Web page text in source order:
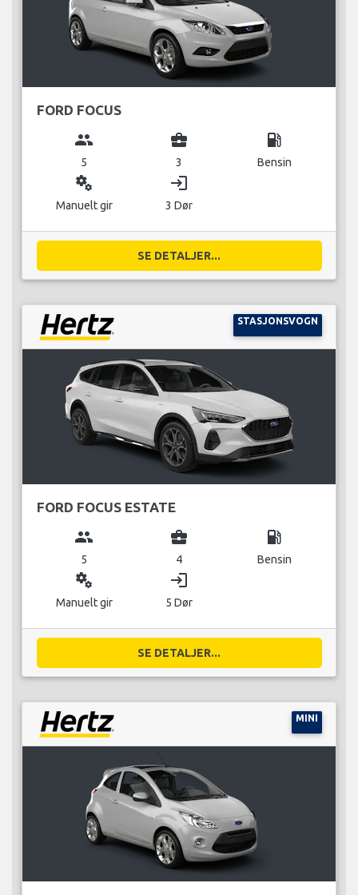
FORD FOCUS
group
5
business_center
3
local_gas_station
Bensin
miscellaneous_services
Manuelt gir
login
3 Dør
SE DETALJER...
STASJONSVOGN
FORD FOCUS ESTATE
group
5
business_center
4
local_gas_station
Bensin
miscellaneous_services
Manuelt gir
login
5 Dør
SE DETALJER...
MINI